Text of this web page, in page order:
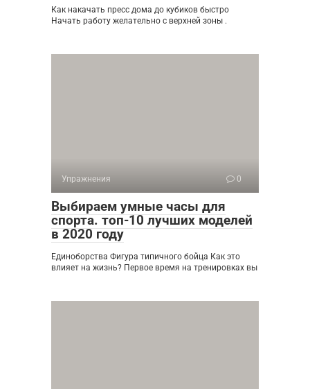
Как накачать пресс дома до кубиков быстро
Начать работу желательно с верхней зоны .
Упражнения 0
Выбираем умные часы для
спорта. топ-10 лучших моделей
в 2020 году
Единоборства Фигура типичного бойца Как это
влияет на жизнь? Первое время на тренировках вы